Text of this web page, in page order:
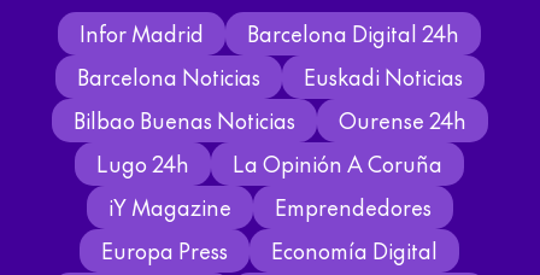
Infor Madrid
Barcelona Digital 24h
Barcelona Noticias
Euskadi Noticias
Bilbao Buenas Noticias
Ourense 24h
Lugo 24h
La Opinión A Coruña
iY Magazine
Emprendedores
Europa Press
Economía Digital